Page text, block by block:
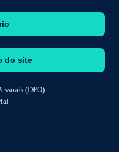
do site
(DPO):